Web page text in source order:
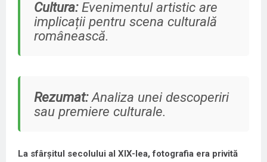
Cultura:Evenimentul artistic are
implicații pentru scena culturală
românească.
Rezumat:Analiza unei descoperiri
sau premiere culturale.
La sfârșitul secolului al XIX-lea, fotografia era privită